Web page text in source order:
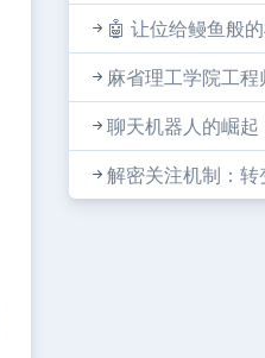
🤖 让位给鳗鱼般
麻省理工学院工程
聊天机器人的崛起
解密关注机制：转